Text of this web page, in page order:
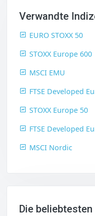
Verwandte
EURO STOXX 50
STOXX Europe 600
MSCI EMU
FTSE Developed
STOXX Europe 50
FTSE Developed
MSCI Nordic
Die